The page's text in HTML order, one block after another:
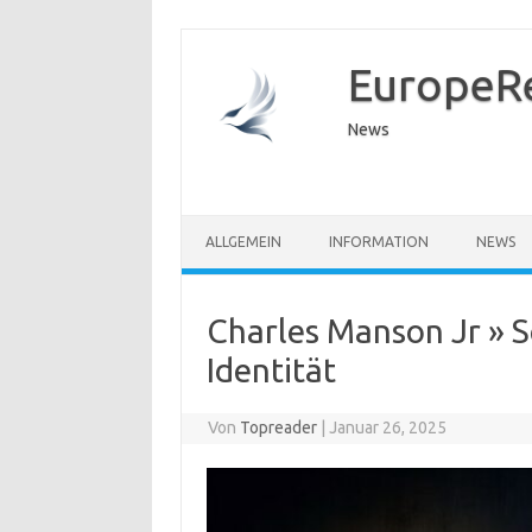
News
ALLGEMEIN INFORMATION NEWS
Charles Manson Jr »
Identität
Von Topreader Januar 26, 2025